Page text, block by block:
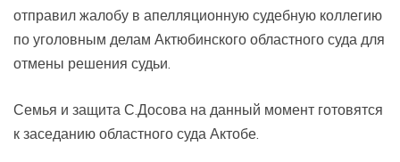
отправил жалобу в апелляционную судебную коллегию
по уголовным делам Актюбинского областного суда для
отмены решения судьи.
Семья и защита С.Досова на данный момент готовятся
к заседанию областного суда Актобе.